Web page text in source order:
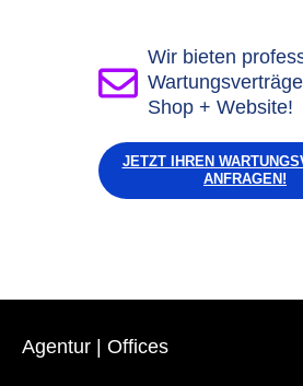
Wir bieten
Shop + Website!
JETZT IHREN
ANFRAGEN!
Agentur | Offices